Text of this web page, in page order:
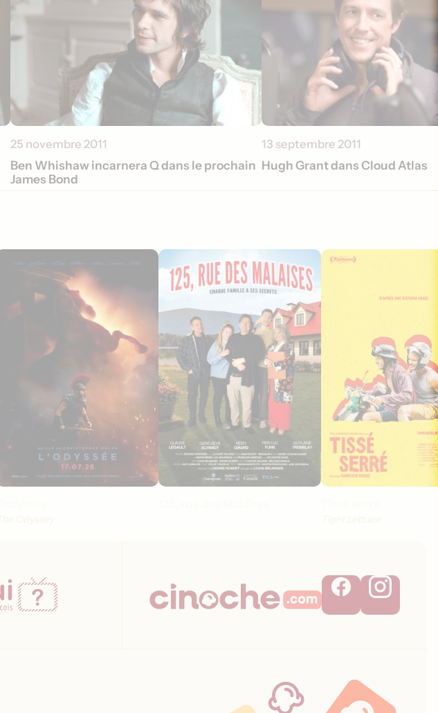
25 novembre 2011
Ben Whishaw incarnera Q dans le prochain
James Bond
13 septembre 2011
Hugh Grant dans Cloud Atlas